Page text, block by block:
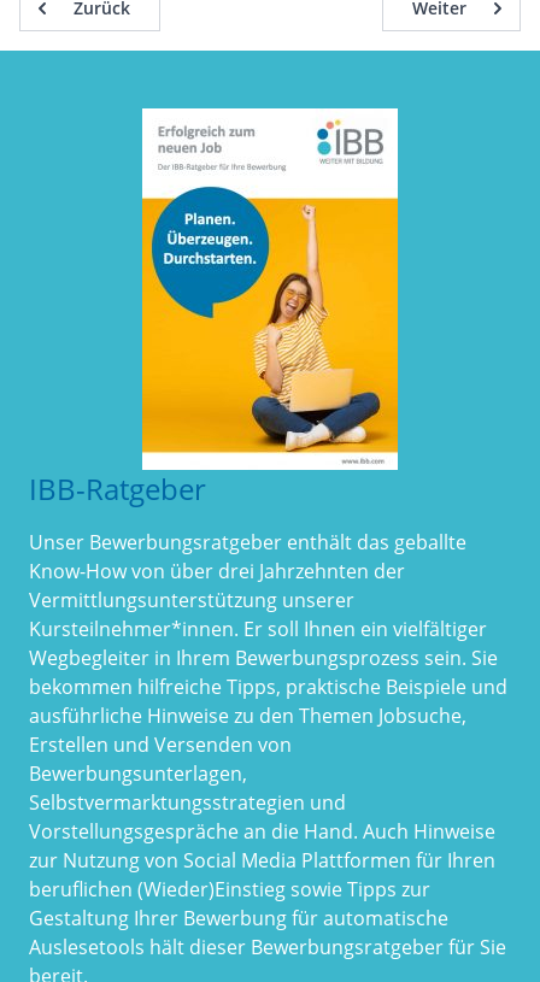
Zurück Weiter
IBB-Ratgeber
Unser Bewerbungsratgeber enthält das geballte
Know-How von über drei Jahrzehnten der
Vermittlungsunterstützung unserer
Kursteilnehmer*innen. Er soll Ihnen ein vielfältiger
Wegbegleiter in Ihrem Bewerbungsprozess sein. Sie
bekommen hilfreiche Tipps, praktische Beispiele und
ausführliche Hinweise zu den Themen Jobsuche,
Erstellen und Versenden von
Bewerbungsunterlagen,
Selbstvermarktungsstrategien und
Vorstellungsgespräche an die Hand. Auch Hinweise
zur Nutzung von Social Media Plattformen für Ihren
beruflichen (Wieder)Einstieg sowie Tipps zur
Gestaltung Ihrer Bewerbung für automatische
Auslesetools hält dieser Bewerbungsratgeber für Sie
bereit.